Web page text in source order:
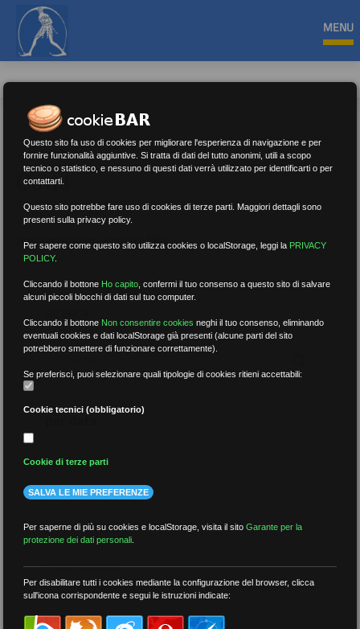
MENU
Covid
Nessun risultato.Rimuovi filtri
per data
più recenti
meno recenti
per tag
Questo sito fa uso di cookies per migliorare l'esperienza di navigazione e per
fornire funzionalità aggiuntive. Si tratta di dati del tutto anonimi, utili a scopo
tecnico o statistico, e nessuno di questi dati verrà utilizzato per identificarti o per
contattarti.
Questo sito potrebbe fare uso di cookies di terze parti. Maggiori dettagli sono
presenti sulla privacy policy.
Per sapere come questo sito utilizza cookies o localStorage, leggi la PRIVACY
POLICY.
Cliccando il bottone Ho capito ,confermi il tuo consenso a questo sito di salvare
alcuni piccoli blocchi di dati sul tuo computer.
Cliccando il bottone Non consentire cookies neghi il tuo consenso, eliminando
eventuali cookies e dati localStorage già presenti (alcune parti del sito
potrebbero smettere di funzionare correttamente).
Se preferisci, puoi selezionare quali tipologie di cookies ritieni accettabili:
Cookie tecnici (obbligatorio)
Cookie di terze parti
SALVA LE MIE PREFERENZE
Per saperne di più su cookies e localStorage, visita il sitoGarante per la
protezione dei dati personali
Per disabilitare tutti i cookies mediante la configurazione del browser, clicca
sull'icona corrispondente e segui le istruzioni indicate: